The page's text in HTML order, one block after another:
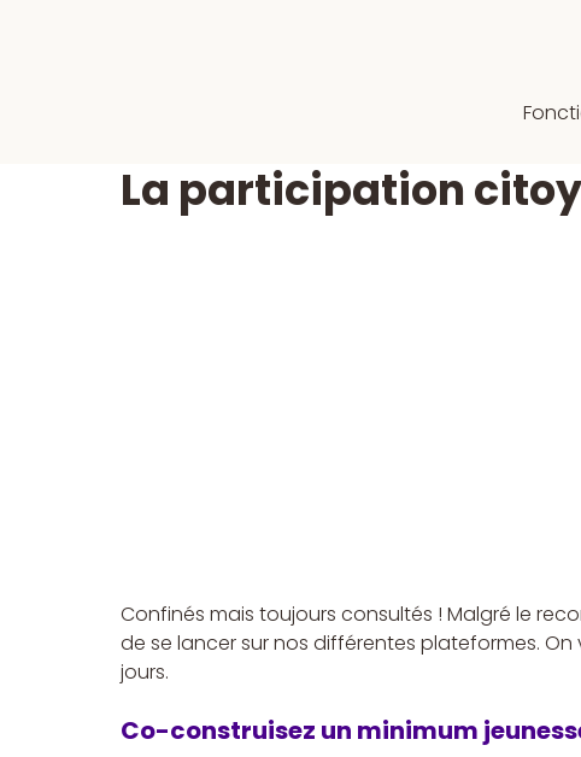
La participation
Confinés mais toujours consultés ! Malgré le
de se lancer sur nos différentes plateformes.
jours.
Co-construisez un minimum